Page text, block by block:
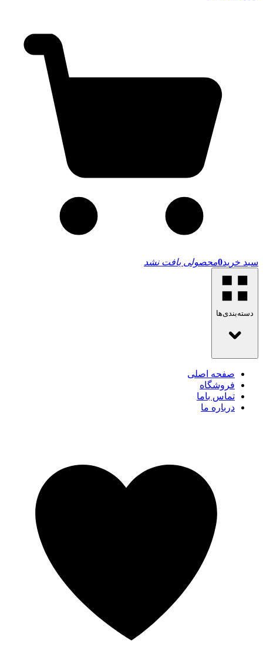
سبد خرید0محصولی یافت نشد
دسته‌بندی‌ها
صفحه اصلی
فروشگاه
تماس باما
درباره ما